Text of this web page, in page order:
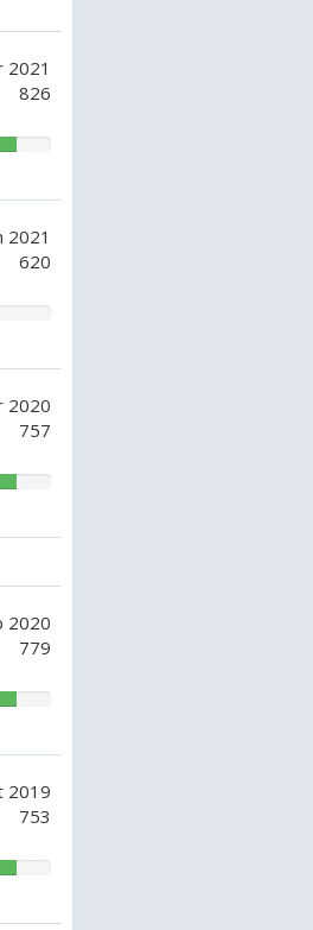
2021
826
2021
620
2020
757
2020
779
2019
753